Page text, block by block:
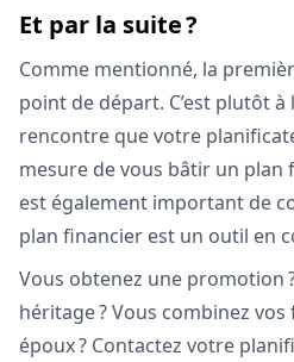
Et par la suite ?
Comme mentionné, la
point de départ. C’est plutôt
rencontre que votre
mesure de vous bâtir un plan
est également important de
plan financier est un outil en
Vous obtenez une promotion
héritage ? Vous combinez
époux ? Contactez votre